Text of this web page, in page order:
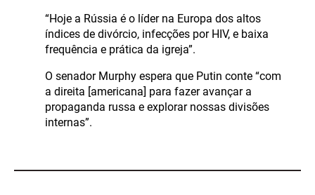
“Hoje a Rússia é o líder na Europa dos altos
índices de divórcio, infecções por HIV, e baixa
frequência e prática da igreja”.
O senador Murphy espera que Putin conte “com
a direita [americana] para fazer avançar a
propaganda russa e explorar nossas divisões
internas”.